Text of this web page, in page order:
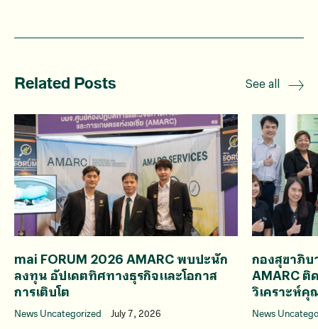
Related Posts See all
mai FORUM 2026 AMARC พบปะนัก
ลงทุน อัปเดตทิศทางธุรกิจและโอกาส
การเติบโต
News Uncategorized July 7, 2026
กองสุขาภิ
AMARC ติ
วิเคราะห์
News